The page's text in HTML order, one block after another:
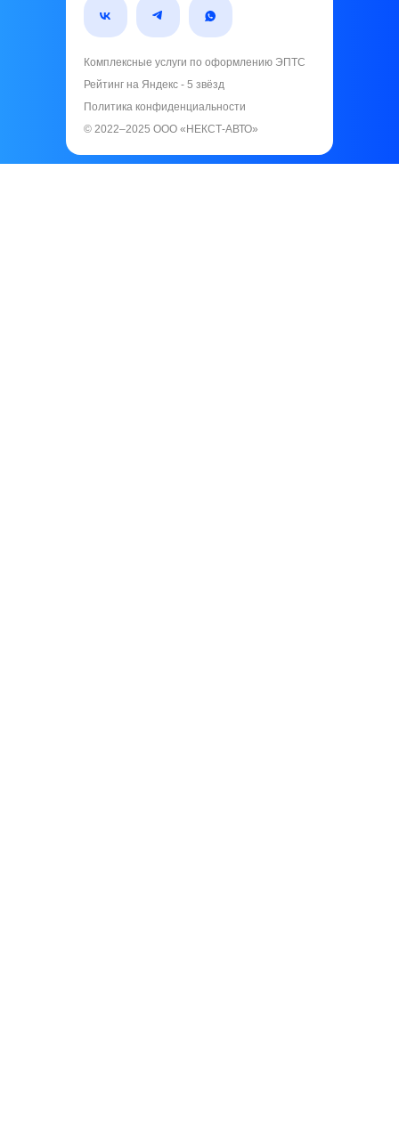
Комплексные услуги по оформлению ЭПТС
© 2022–2025 ООО «НЕКСТ-АВТО»
Рейтинг на Яндекс - 5 звёзд️
Политика конфиденциальности